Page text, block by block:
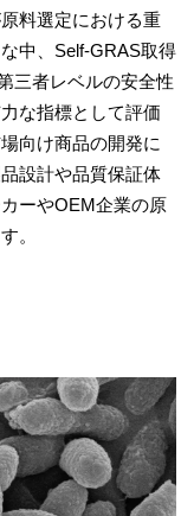
料選定における重
中、Self-GRAS取得
三者レベルの安全性
な指標として評価
向け商品の開発に
設計や品質保証体
ーやOEM企業の原
。